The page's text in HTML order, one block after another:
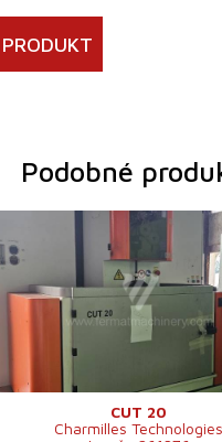
Podobné
350 mm
249 mm
249 mm
ne
CUT 20
Charmilles Technologies